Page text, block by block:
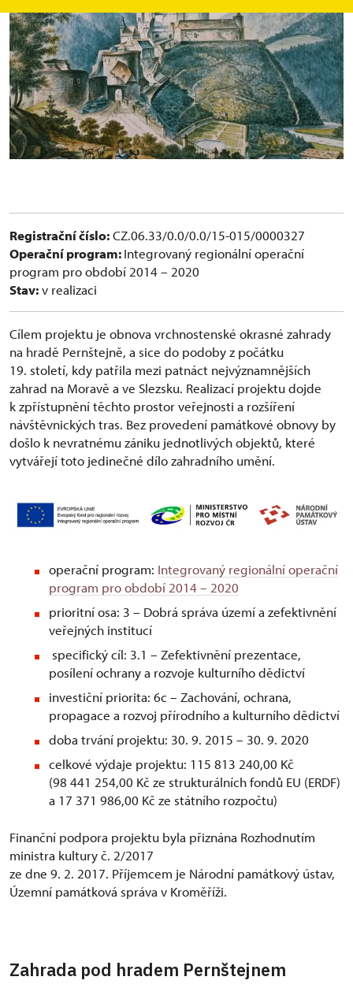
Registrační číslo:CZ.06.33/0.0/0.0/15-015/0000327
Operační program:Integrovaný regionální operační
program pro období 2014 – 2020
Stav:v realizaci
Cílem projektu je obnova vrchnostenské okrasné zahrady
na hradě Pernštejně, a sice do podoby z počátku
19. století, kdy patřila mezi patnáct nejvýznamnějších
zahrad na Moravě a ve Slezsku. Realizací projektu dojde
k zpřístupnění těchto prostor veřejnosti a rozšíření
návštěvnických tras. Bez provedení památkové obnovy by
došlo k nevratnému zániku jednotlivých objektů, které
vytvářejí toto jedinečné dílo zahradního umění.
operační program: Integrovaný regionální operační
program pro období 2014 – 2020
prioritní osa: 3 – Dobrá správa území a zefektivnění
veřejných institucí
specifický cíl: 3.1 – Zefektivnění prezentace,
posílení ochrany a rozvoje kulturního dědictví
investiční priorita: 6c – Zachování, ochrana,
propagace a rozvoj přírodního a kulturního dědictví
doba trvání projektu: 30. 9. 2015 – 30. 9. 2020
celkové výdaje projektu: 115 813 240,00 Kč
(98 441 254,00 Kč ze strukturálních fondů EU (ERDF)
a 17 371 986,00 Kč ze státního rozpočtu)
Finanční podpora projektu byla přiznána Rozhodnutím
ministra kultury č. 2/2017
ze dne 9. 2. 2017. Příjemcem je Národní památkový ústav,
Územní památková správa v Kroměříži.
Zahrada pod hradem Pernštejnem